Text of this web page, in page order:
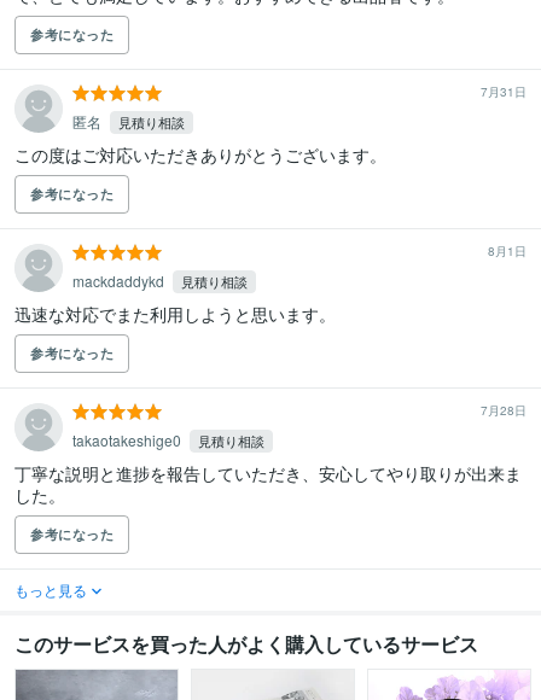
参考になった
7月31日
匿名 見積り相談
この度はご対応いただきありがとうございます。
参考になった
8月1日
mackdaddykd 見積り相談
迅速な対応でまた利用しようと思います。
参考になった
7月28日
takaotakeshige0 見積り相談
丁寧な説明と進捗を報告していただき、安心してやり取りが出来ま
した。
参考になった
もっと見る
このサービスを買った人がよく購入しているサービス